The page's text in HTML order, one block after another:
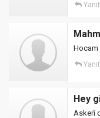
Hocam
Hey
Askerî